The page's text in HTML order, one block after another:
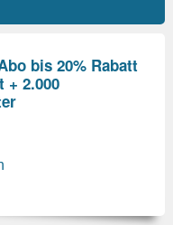
bis 20% Rabatt
+ 2.000